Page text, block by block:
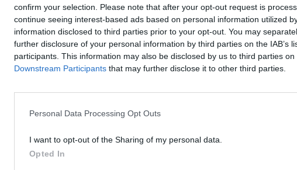
confirm your selection. Please note that after your opt-out request is
continue seeing interest-based ads based on personal information utilized
information disclosed to third parties prior to your opt-out. You may
further disclosure of your personal information by third parties on the IAB’s
participants. This information may also be disclosed by us to third parties on
Downstream Participants that may further disclose it to other third parties.
Personal Data Processing Opt Outs
I want to opt-out of the Sharing of my personal data.
Opted In